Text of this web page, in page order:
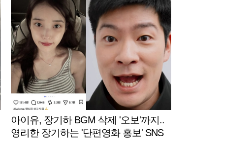
아이유, 장기하 BGM 삭제 '오보'까지..
영리한 장기하는 '단편영화 홍보' SNS